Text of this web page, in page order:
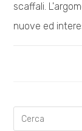
scaffali.
nuove ed